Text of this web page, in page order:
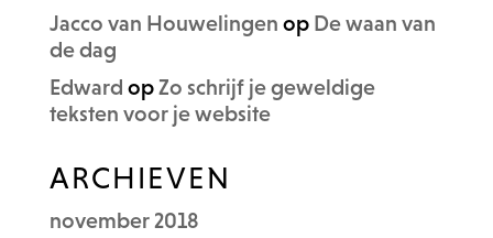
Jacco van Houwelingen op De waan van
de dag
Edward opZo schrijf je geweldige
teksten voor je website
ARCHIEVEN
november 2018